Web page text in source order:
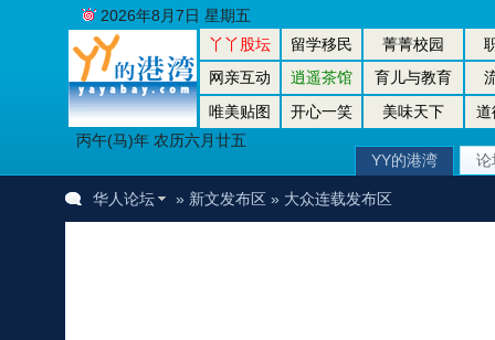
丫丫股坛 留学移民 菁菁校园
网亲互动
逍遥茶馆 育儿与教育
唯美贴图
开心一笑 美味天下
道
丙午(马)年 农历六月廿五
2026年8月7日 星期五
YY的港湾 论
华人论坛 » 新文发布区» 大众连载发布区